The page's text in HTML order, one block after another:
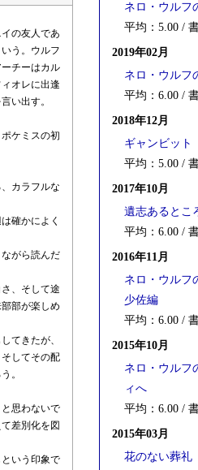
の友人であ
う。ウルフ
チーはカル
オレに出逢
い出す。
ケミスの初
カラフルな
確かによく
がら読んだ
、そして途
部が楽しめ
てきたが、
してその配
。
思わないで
差別化を図
いう印象で
ネロ・ウル
平均：5.00 /
2019年02月
ネロ・ウル
平均：6.00 /
2018年12月
ギャンビット
平均：5.00 /
2017年10月
遺志あるとこ
平均：6.00 /
2016年11月
ネロ・ウルフ
少佐編
平均：6.00 /
2015年10月
ネロ・ウル
ィへ
平均：6.00 /
2015年03月
花のない葬礼